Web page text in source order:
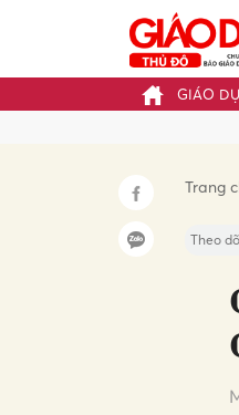
GIÁO
Trang
Theo